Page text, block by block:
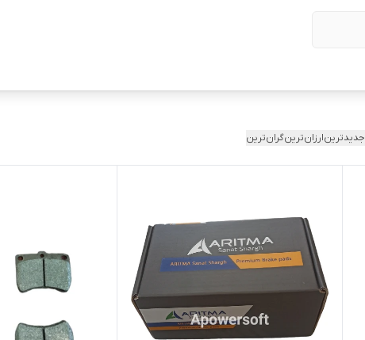
جدیدترینارزان‌ترینگران‌ترین